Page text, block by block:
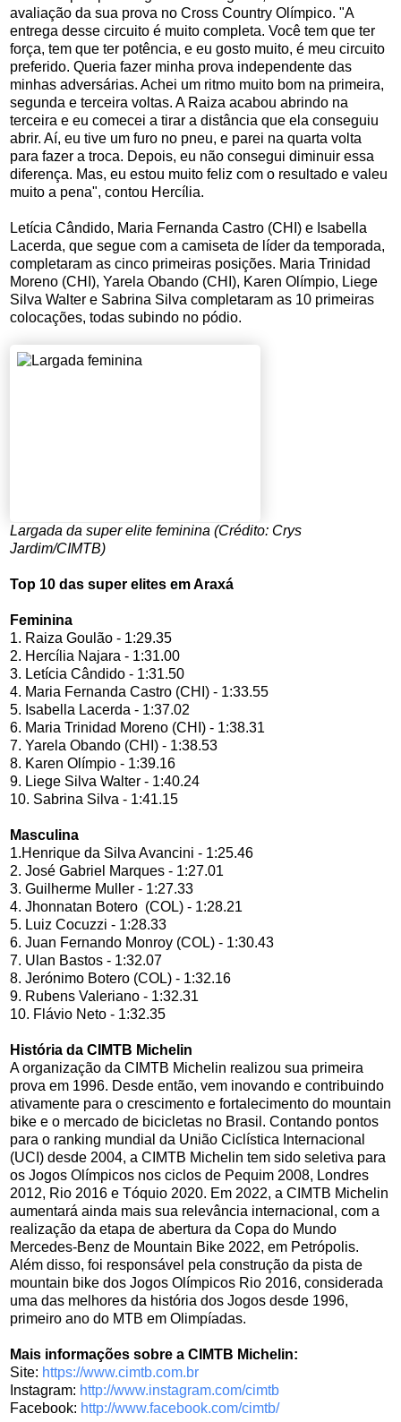
avaliação da sua prova no Cross Country Olímpico. "A
entrega desse circuito é muito completa. Você tem que ter
força, tem que ter potência, e eu gosto muito, é meu circuito
preferido. Queria fazer minha prova independente das
minhas adversárias. Achei um ritmo muito bom na primeira,
segunda e terceira voltas. A Raiza acabou abrindo na
terceira e eu comecei a tirar a distância que ela conseguiu
abrir. Aí, eu tive um furo no pneu, e parei na quarta volta
para fazer a troca. Depois, eu não consegui diminuir essa
diferença. Mas, eu estou muito feliz com o resultado e valeu
muito a pena", contou Hercília.
Letícia Cândido, Maria Fernanda Castro (CHI) e Isabella
Lacerda, que segue com a camiseta de líder da temporada,
completaram as cinco primeiras posições. Maria Trinidad
Moreno (CHI), Yarela Obando (CHI), Karen Olímpio, Liege
Silva Walter e Sabrina Silva completaram as 10 primeiras
colocações, todas subindo no pódio.
Largada da super elite feminina (Crédito: Crys
Jardim/CIMTB)
Top 10 das super elites em Araxá
Feminina
1. Raiza Goulão - 1:29.35
2. Hercília Najara - 1:31.00
3. Letícia Cândido - 1:31.50
4. Maria Fernanda Castro (CHI) - 1:33.55
5. Isabella Lacerda - 1:37.02
6. Maria Trinidad Moreno (CHI) - 1:38.31
7. Yarela Obando (CHI) - 1:38.53
8. Karen Olímpio - 1:39.16
9. Liege Silva Walter - 1:40.24
10. Sabrina Silva - 1:41.15
Masculina
1.Henrique da Silva Avancini - 1:25.46
2. José Gabriel Marques - 1:27.01
3. Guilherme Muller - 1:27.33
4. Jhonnatan Botero (COL) - 1:28.21
5. Luiz Cocuzzi - 1:28.33
6. Juan Fernando Monroy (COL) - 1:30.43
7. Ulan Bastos - 1:32.07
8. Jerónimo Botero (COL) - 1:32.16
9. Rubens Valeriano - 1:32.31
10. Flávio Neto - 1:32.35
História da CIMTB Michelin
A organização da CIMTB Michelin realizou sua primeira
prova em 1996. Desde então, vem inovando e contribuindo
ativamente para o crescimento e fortalecimento do mountain
bike e o mercado de bicicletas no Brasil. Contando pontos
para o ranking mundial da União Ciclística Internacional
(UCI) desde 2004, a CIMTB Michelin tem sido seletiva para
os Jogos Olímpicos nos ciclos de Pequim 2008, Londres
2012, Rio 2016 e Tóquio 2020. Em 2022, a CIMTB Michelin
aumentará ainda mais sua relevância internacional, com a
realização da etapa de abertura da Copa do Mundo
Mercedes-Benz de Mountain Bike 2022, em Petrópolis.
Além disso, foi responsável pela construção da pista de
mountain bike dos Jogos Olímpicos Rio 2016, considerada
uma das melhores da história dos Jogos desde 1996,
primeiro ano do MTB em Olimpíadas.
Mais informações sobre a CIMTB Michelin:
Site: https://www.cimtb.com.br
Instagram: http://www.instagram.com/cimtb
Facebook: http://www.facebook.com/cimtb/